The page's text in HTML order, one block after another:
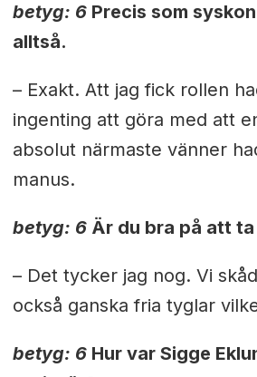
betyg: 6Precis som
alltså.
– Exakt. Att jag fick rollen
ingenting att göra med att
absolut närmaste vänner
manus.
betyg: 6Är du bra på att ta
– Det tycker jag nog. Vi
också ganska fria tyglar
betyg: 6Hur var Sigge